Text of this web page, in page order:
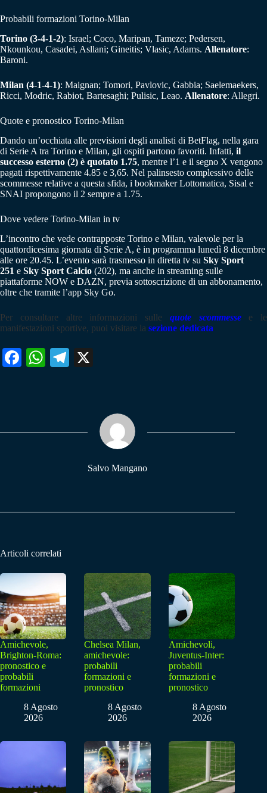
Probabili formazioni Torino-Milan
Torino (3-4-1-2): Israel; Coco, Maripan, Tameze; Pedersen,
Nkounkou, Casadei, Asllani; Gineitis; Vlasic, Adams. Allenatore:
Baroni.
Milan (4-1-4-1): Maignan; Tomori, Pavlovic, Gabbia; Saelemaekers,
Ricci, Modric, Rabiot, Bartesaghi; Pulisic, Leao. Allenatore: Allegri.
Quote e pronostico Torino-Milan
Dando un’occhiata alle previsioni degli analisti di BetFlag, nella gara
di Serie A tra Torino e Milan, gli ospiti partono favoriti. Infatti, il
successo esterno (2) è quotato 1.75, mentre l’1 e il segno X vengono
pagati rispettivamente 4.85 e 3,65. Nel palinsesto complessivo delle
scommesse relative a questa sfida, i bookmaker Lottomatica, Sisal e
SNAI propongono il 2 sempre a 1.75.
Dove vedere Torino-Milan in tv
L’incontro che vede contrapposte Torino e Milan, valevole per la
quattordicesima giornata di Serie A, è in programma lunedì 8 dicembre
alle ore 20.45. L’evento sarà trasmesso in diretta tv su Sky Sport
251 e Sky Sport Calcio (202), ma anche in streaming sulle
piattaforme NOW e DAZN, previa sottoscrizione di un abbonamento,
oltre che tramite l’app Sky Go.
Per consultare altre informazioni sulle quote scommesse
e le
manifestazioni sportive, puoi visitare la sezione dedicata
Fa W
pp
Te
m
Salvo Mangano
Articoli correlati
Amichevole,
Brighton-Roma:
pronostico e
probabili
formazioni
8 Agosto
2026
Chelsea Milan,
amichevole:
probabili
formazioni e
pronostico
8 Agosto
2026
Amichevoli,
Juventus-Inter:
probabili
formazioni e
pronostico
8 Agosto
2026